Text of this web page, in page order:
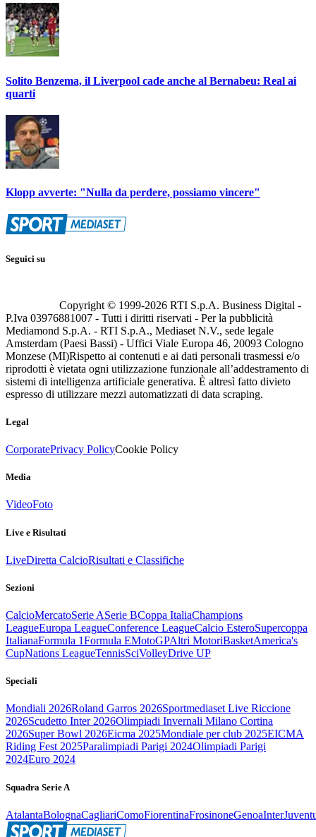
Solito Benzema, il Liverpool cade anche al Bernabeu: Real ai
quarti
Klopp avverte: "Nulla da perdere, possiamo vincere"
Seguici su
Copyright © 1999-2026 RTI S.p.A. Business Digital -
P.Iva 03976881007 - Tutti i diritti riservati - Per la pubblicità
Mediamond S.p.A. - RTI S.p.A., Mediaset N.V., sede legale
Amsterdam (Paesi Bassi) - Uffici Viale Europa 46, 20093 Cologno
Monzese (MI)Rispetto ai contenuti e ai dati personali trasmessi e/o
riprodotti è vietata ogni utilizzazione funzionale all’addestramento di
sistemi di intelligenza artificiale generativa. È altresì fatto divieto
espresso di utilizzare mezzi automatizzati di data scraping.
Legal
CorporatePrivacy PolicyCookie Policy
Media
VideoFoto
Live e Risultati
LiveDiretta CalcioRisultati e Classifiche
Sezioni
CalcioMercatoSerie ASerie BCoppa ItaliaChampions
LeagueEuropa LeagueConference LeagueCalcio EsteroSupercoppa
ItalianaFormula 1Formula EMotoGPAltri MotoriBasketAmerica's
CupNations LeagueTennisSciVolleyDrive UP
Speciali
Mondiali 2026Roland Garros 2026Sportmediaset Live Riccione
2026Scudetto Inter 2026Olimpiadi Invernali Milano Cortina
2026Super Bowl 2026Eicma 2025Mondiale per club 2025EICMA
Riding Fest 2025Paralimpiadi Parigi 2024Olimpiadi Parigi
2024Euro 2024
Squadra Serie A
AtalantaBolognaCagliariComoFiorentinaFrosinoneGenoaInter